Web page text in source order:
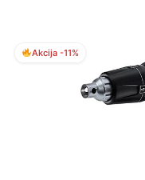
Akcija -11%